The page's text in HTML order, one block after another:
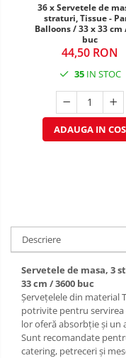
36 x Servetele de
straturi, Tissue -
Balloons / 33 x 33 cm
buc
44,50 RON
35IN STOC
ADAUGA IN COS
Descriere
Servetele de masa, 3
33 cm / 3600 buc
Șervețelele din material
potrivite pentru
lor oferă absorbție și un
Sunt recomandate
catering, petreceri și